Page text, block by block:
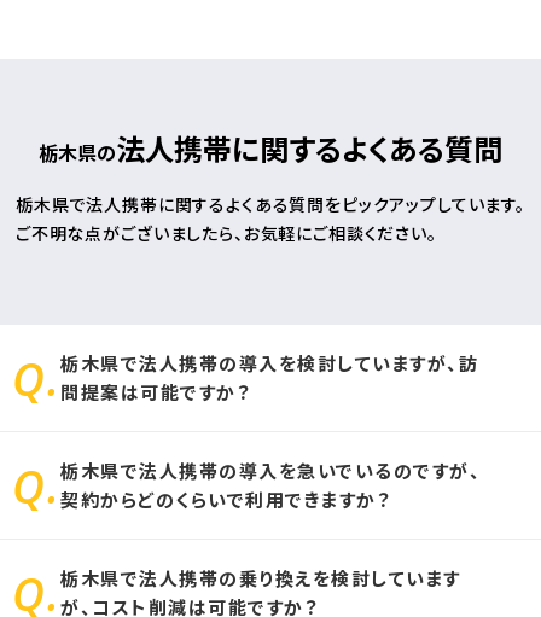
栃木県の法人携帯に関するよくある質問
栃木県で法人携帯に関するよくある質問をピックアップしています。
ご不明な点がございましたら、お気軽にご相談ください。
栃木県で法人携帯の導入を検討していますが、訪
問提案は可能ですか？
お客様のエリアにより、訪問不可能なエリアがございます。
その場合、オンライン商談にて法人携帯の導入プランをご提案致し
栃木県で法人携帯の導入を急いでいるのですが、
契約からどのくらいで利用できますか？
お申し込みをいただいてから、最短1日で法人携帯をご利用いただ
栃木県で法人携帯の乗り換えを検討しています
が、コスト削減は可能ですか？